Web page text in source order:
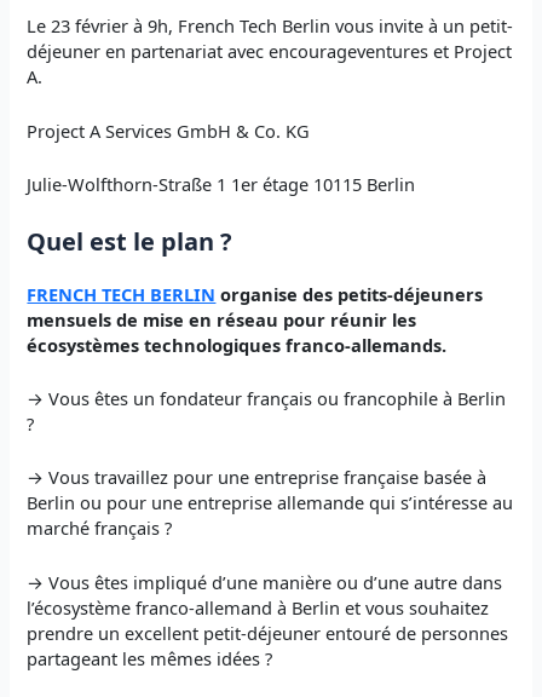
Le 23 février à 9h, French Tech Berlin vous invite à un petit-
déjeuner en partenariat avec encourageventures et Project
A.
Project A Services GmbH & Co. KG
Julie-Wolfthorn-Straße 1 1er étage 10115 Berlin
Quel est le plan ?
FRENCH TECH BERLIN organise des petits-déjeuners
mensuels de mise en réseau pour réunir les
écosystèmes technologiques franco-allemands.
→ Vous êtes un fondateur français ou francophile à Berlin
?
→ Vous travaillez pour une entreprise française basée à
Berlin ou pour une entreprise allemande qui s’intéresse au
marché français ?
→ Vous êtes impliqué d’une manière ou d’une autre dans
l’écosystème franco-allemand à Berlin et vous souhaitez
prendre un excellent petit-déjeuner entouré de personnes
partageant les mêmes idées ?